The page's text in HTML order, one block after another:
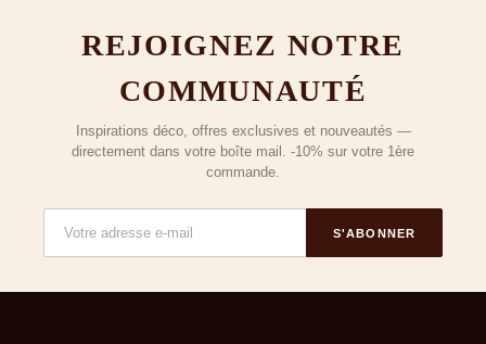
REJOIGNEZ NOTRE
COMMUNAUTÉ
Inspirations déco, offres exclusives et nouveautés —
directement dans votre boîte mail. -10% sur votre 1ère
commande.
S'ABONNER